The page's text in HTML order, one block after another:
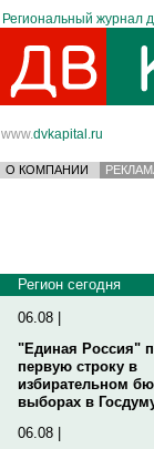
Региональный журнал
www.dvkapital.ru
О КОМПАНИИ
Регион сегодня
06.08 |
"Единая Россия"
первую строку в
избирательном
выборах в
06.08 |